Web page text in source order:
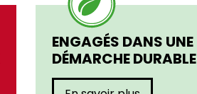
ENGAGÉS DANS UNE
DÉMARCHE DURABLE